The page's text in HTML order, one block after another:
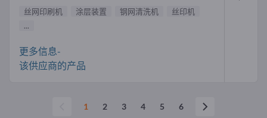
丝网印刷机 涂层装置 钢网清洗机
丝印机
...
更多信息-
该供应商的产品
1 2 3 4 5 6